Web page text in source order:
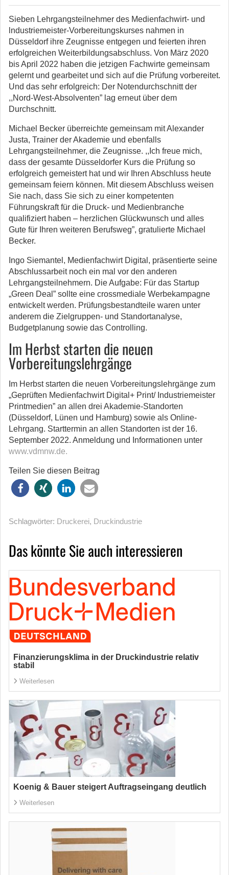
Sieben Lehrgangsteilnehmer des Medienfachwirt- und
lndustriemeister-Vorbereitungskurses nahmen in
Düsseldorf ihre Zeugnisse ent­gegen und feierten ihren
erfolgreichen Weiterbildungsabschluss. Von März 2020
bis April 2022 haben die jetzigen Fachwirte gemeinsam
gelernt und gearbeitet und sich auf die Prüfung vorbereitet.
Und das sehr erfolgreich: Der Notendurchschnitt der
,,Nord-West-Absolventen” lag erneut über dem
Durchschnitt.
Michael Becker überreichte gemeinsam mit Alexander
Justa, Trainer der Akademie und ebenfalls
Lehrgangsteilnehmer, die Zeugnisse. ,,Ich freue mich,
dass der gesamte Düsseldorfer Kurs die Prüfung so
erfolgreich gemeistert hat und wir Ihren Abschluss heute
gemeinsam feiern können. Mit diesem Abschluss weisen
Sie nach, dass Sie sich zu einer kompetenten
Führungskraft für die Druck- und Medienbranche
qualifiziert haben – herzlichen Glückwunsch und alles
Gute für Ihren weiteren Berufsweg”, gra­tulierte Michael
Becker.
Ingo Siemantel, Medienfachwirt Digital, präsentierte seine
Abschlussarbeit noch ein­ mal vor den anderen
Lehrgangsteilnehmern. Die Aufgabe: Für das Startup
„Green Deal” sollte eine crossmediale Werbekampagne
entwickelt werden. Prüfungsbe­standteile waren unter
anderem die Zielgruppen- und Standortanalyse,
Budgetpla­nung sowie das Controlling.
Im Herbst starten die neuen
Vorbereitungslehrgänge
Im Herbst starten die neuen Vorbereitungslehrgänge zum
„Geprüften Medienfach­wirt Digital+ Print/ Industriemeister
Printmedien” an allen drei Akademie-Standor­ten
(Düsseldorf, Lünen und Hamburg) sowie als Online-
Lehrgang. Starttermin an allen Standorten ist der 16.
September 2022. Anmeldung und Informationen unter
www.vdmnw.de.
Teilen Sie diesen Beitrag
Schlagwörter: Druckerei, Druckindustrie
Das könnte Sie auch interessieren
Finanzierungsklima in der Druckindustrie relativ
stabil
Weiterlesen
Koenig & Bauer steigert Auftragseingang deutlich
Weiterlesen